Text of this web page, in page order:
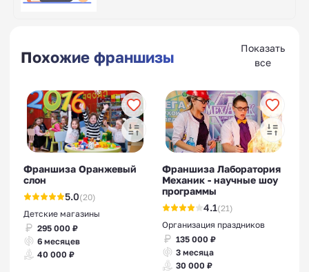
Похожие франшизы
Показать
все
Франшиза Оранжевый
слон
5.0(20)
Детские магазины
295 000 ₽
6 месяцев
40 000 ₽
Франшиза Лаборатория
Механик - научные шоу
программы
4.1(21)
Организация праздников
135 000 ₽
3 месяца
30 000 ₽